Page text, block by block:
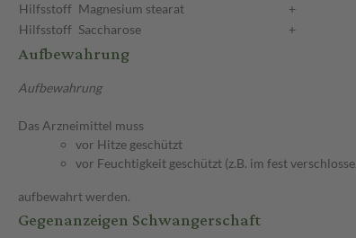
Hilfsstoff Magnesium stearat
+
Hilfsstoff Saccharose +
Aufbewahrung
Aufbewahrung
Das Arzneimittel muss
vor Hitze geschützt
vor Feuchtigkeit geschützt (z.B. im fest
aufbewahrt werden.
Gegenanzeigen Schwangerschaft